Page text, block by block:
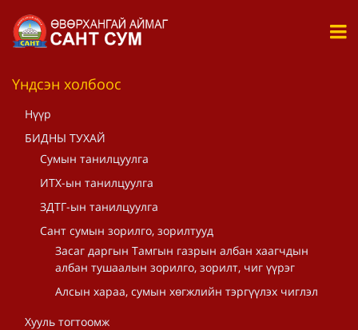
Үндсэн холбоос
Нүүр
БИДНЫ ТУХАЙ
Сумын танилцуулга
ИТХ-ын танилцуулга
ЗДТГ-ын танилцуулга
Сант сумын зорилго, зорилтууд
Засаг даргын Тамгын газрын албан хаагчдын
албан тушаалын зорилго, зорилт, чиг үүрэг
Алсын хараа, сумын хөгжлийн тэргүүлэх чиглэл
Хууль тогтоомж